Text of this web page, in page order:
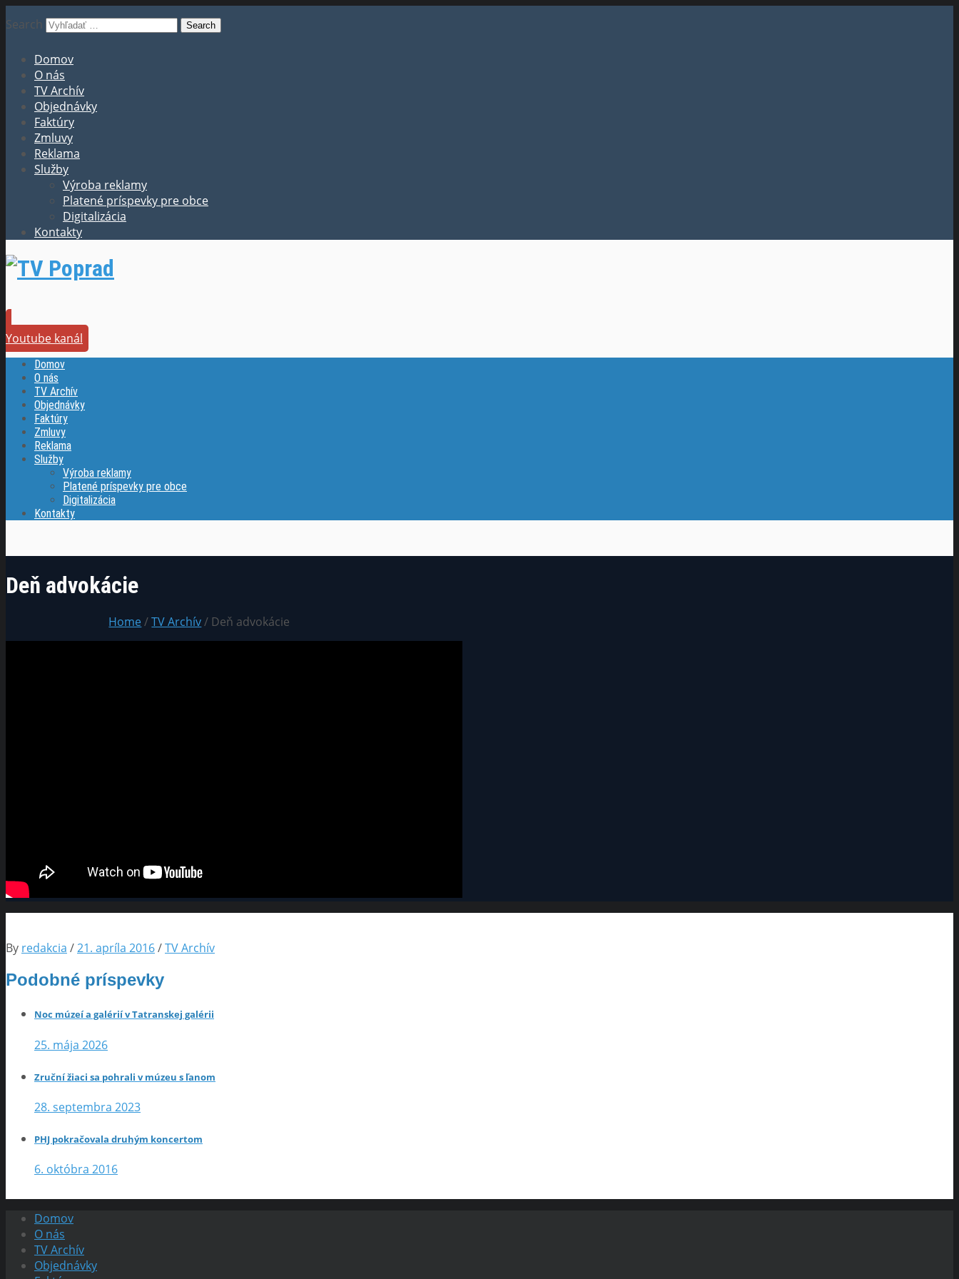
Search
Domov
O nás
TV Archív
Objednávky
Faktúry
Zmluvy
Reklama
Služby
Výroba reklamy
Platené príspevky pre obce
Digitalizácia
Kontakty
Youtube kanál
Domov
O nás
TV Archív
Objednávky
Faktúry
Zmluvy
Reklama
Služby
Výroba reklamy
Platené príspevky pre obce
Digitalizácia
Kontakty
Deň advokácie
Home/TV Archív/ Deň advokácie
By redakcia /21. apríla 2016/TV Archív
Podobné príspevky
Noc múzeí a galérií v Tatranskej galérii
25. mája 2026
Zruční žiaci sa pohrali v múzeu s ľanom
28. septembra 2023
PHJ pokračovala druhým koncertom
6. októbra 2016
Domov
O nás
TV Archív
Objednávky